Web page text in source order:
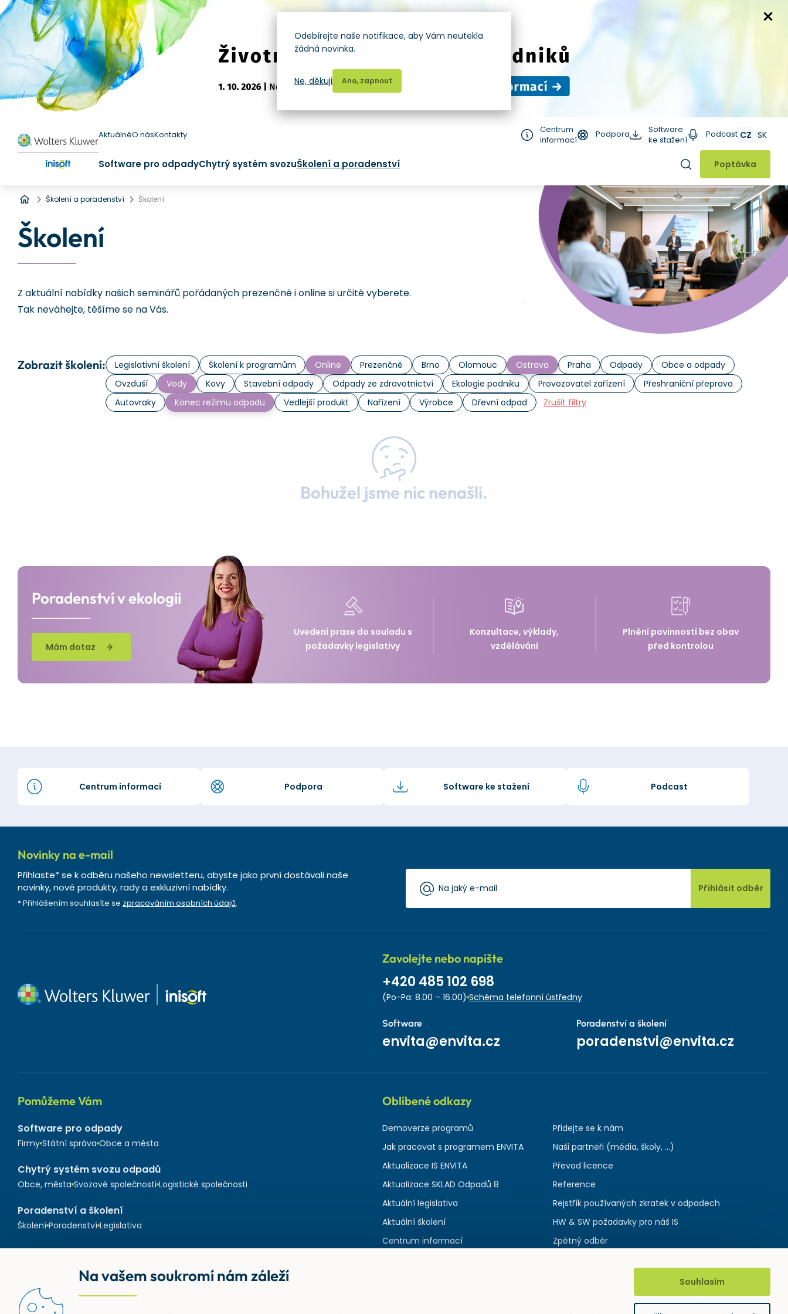
AktuálněO násKontakty
Centrum
informací
Podpora
Software
ke stažení
Podcast CZ SK
Software pro odpadyChytrý systém svozuŠkolení a poradenství Hledat
Poptávka
Úvod
Školení a poradenství Školení
Školení
Z aktuální nabídky našich seminářů pořádaných prezenčně i online si určitě vyberete.
Tak neváhejte, těšíme se na Vás.
Zobrazit školení: Legislativní školení Školení k programům Online Prezenčně Brno Olomouc Ostrava Praha Odpady
Obce a odpady
Ovzduší
Vody Kovy Stavební odpady Odpady ze zdravotnictví Ekologie podniku Provozovatel zařízení
Přeshraniční přeprava
Autovraky
Konec režimu odpadu Vedlejší produkt Nařízení Výrobce Dřevní odpad Zrušit filtry
Bohužel jsme nic nenašli.
Poradenství v ekologii
Mám dotaz
Uvedení praxe do souladu s
požadavky legislativy
Konzultace, výklady,
vzdělávání
Plnění povinností bez obav
před kontrolou
Centrum informací Podpora Software ke stažení Podcast
Novinky na e-mail
Přihlaste* se k odběru našeho newsletteru, abyste jako první dostávali naše
novinky, nové produkty, rady a exkluzivní nabídky.
* Přihlášením souhlasíte se zpracováním osobních údajů.
Přihlásit odběr
Zavolejte nebo napište
+420 485 102 698
(Po-Pa: 8.00 – 16.00) Schéma telefonní ústředny
Software
envita@envita.cz
Poradenství a školení
poradenstvi@envita.cz
Pomůžeme Vám
Software pro odpady
Firmy Státní správa Obce a města
Chytrý systém svozu odpadů
Obce, města Svozové společnosti Logistické společnosti
Poradenství a školení
Školení Poradenství Legislativa
Oblíbené odkazy
Demoverze programů
Jak pracovat s programem ENVITA
Aktualizace IS ENVITA
Aktualizace SKLAD Odpadů 8
Aktuální legislativa
Aktuální školení
Centrum informací
Přidejte se k nám
Naši partneři (média, školy, ...)
Převod licence
Reference
Rejstřík používaných zkratek v odpadech
HW & SW požadavky pro náš IS
Zpětný odběr
Odebírejte naše notifikace, aby Vám neutekla
žádná novinka.
Ano, zapnout
Ne, děkuji
Na vašem soukromí nám záleží Souhlasím